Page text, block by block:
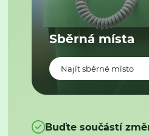
Sběrná místa
Najít sběrné místo
Buďte součástí